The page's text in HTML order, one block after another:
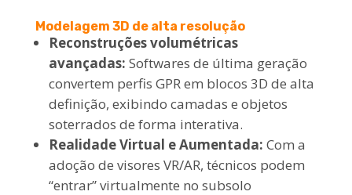
Modelagem 3D de alta resolução
Reconstruções volumétricas
avançadas: Softwares de última geração
convertem perfis GPR em blocos 3D de alta
definição, exibindo camadas e objetos
soterrados de forma interativa.
Realidade Virtual e Aumentada: Com a
adoção de visores VR/AR, técnicos podem
“entrar” virtualmente no subsolo